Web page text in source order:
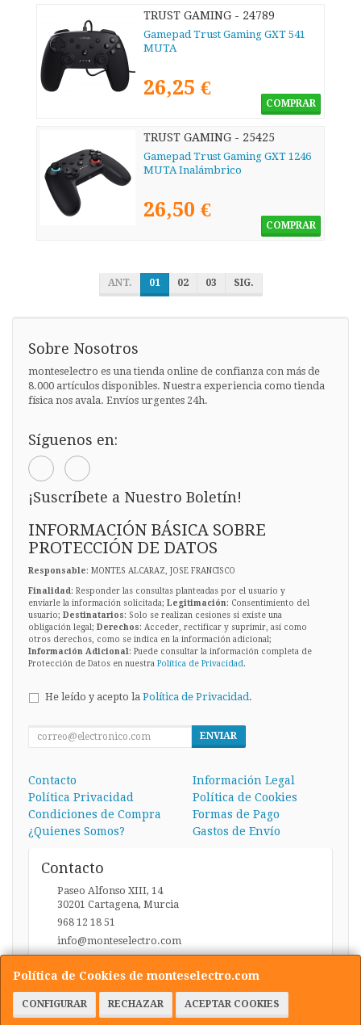
TRUST GAMING - 24789
Gamepad Trust Gaming GXT 541
MUTA
26,25 €
COMPRAR
TRUST GAMING - 25425
Gamepad Trust Gaming GXT 1246
MUTA Inalámbrico
26,50 €
COMPRAR
ANT. 01 02 03 SIG.
Política de Cookies de monteselectro.com
CONFIGURAR RECHAZAR ACEPTAR COOKIES
Sobre Nosotros
monteselectro es una tienda online de confianza con más de
8.000 artículos disponibles. Nuestra experiencia como tienda
física nos avala. Envíos urgentes 24h.
Síguenos en:
¡Suscríbete a Nuestro Boletín!
INFORMACIÓN BÁSICA SOBRE
PROTECCIÓN DE DATOS
Responsable: MONTES ALCARAZ, JOSE FRANCISCO
Finalidad: Responder las consultas planteadas por el usuario y
enviarle la información solicitada; Legitimación: Consentimiento del
usuario; Destinatarios: Solo se realizan cesiones si existe una
obligación legal; Derechos: Acceder, rectificar y suprimir, así como
otros derechos, como se indica en la información adicional;
Información Adicional: Puede consultar la información completa de
Protección de Datos en nuestra Política de Privacidad.
He leído y acepto la Política de Privacidad.
ENVIAR
Contacto
Información Legal
Política Privacidad
Política de Cookies
Condiciones de Compra
Formas de Pago
¿Quienes Somos?
Gastos de Envío
Contacto
Paseo Alfonso XIII, 14
30201 Cartagena, Murcia
968 12 18 51
info@monteselectro.com
Horario
Lunes a Viernes: 09:45-14:00 y 17:00-20:30 / Sábados: